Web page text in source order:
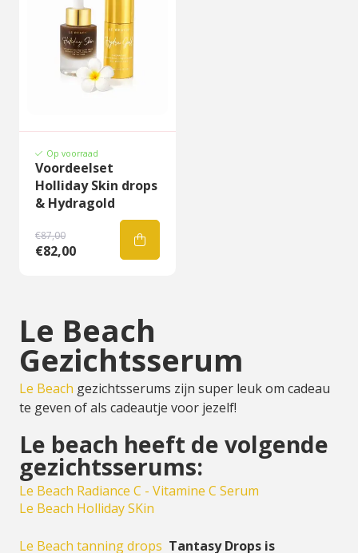
Op voorraad
Voordeelset
Holliday Skin drops
& Hydragold
€87,00
€82,00
Le Beach
Gezichtsserum
Le Beach gezichtsserums zijn super leuk om cadeau
te geven of als cadeautje voor jezelf!
Le beach heeft de volgende
gezichtsserums:
Le Beach Radiance C - Vitamine C Serum
Le Beach Holliday SKin
Le Beach tanning drops Tantasy Drops is